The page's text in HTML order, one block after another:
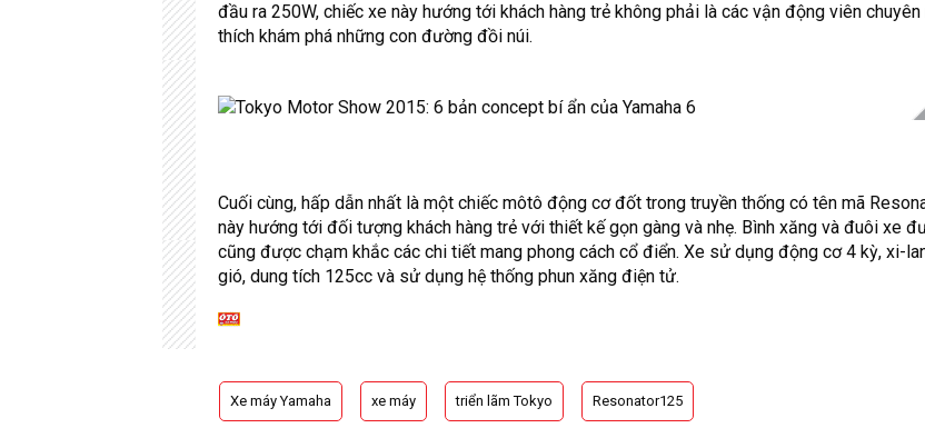
đầu ra 250W, chiếc xe này hướng tới khách hàng trẻ không phải là các vận động viên
thích khám phá những con đường đồi núi.
Cuối cùng, hấp dẫn nhất là một chiếc môtô động cơ đốt trong truyền thống có tên mã
này hướng tới đối tượng khách hàng trẻ với thiết kế gọn gàng và nhẹ. Bình xăng và đuôi xe
cũng được chạm khắc các chi tiết mang phong cách cổ điển. Xe sử dụng động cơ 4 kỳ, xi-
gió, dung tích 125cc và sử dụng hệ thống phun xăng điện tử.
Xe máy Yamaha xe máy triển lãm Tokyo Resonator125